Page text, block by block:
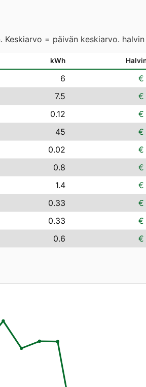
= päivän keskiarvo.
kWh
6 €
7.5 €
0.12 €
45 €
0.02 €
0.8 €
1.4 €
0.33 €
0.33 €
0.6 €